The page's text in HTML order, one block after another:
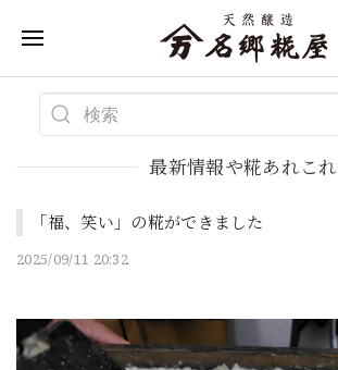
最新情報や糀あれこれ
「福、笑い」の糀ができました
2025/09/11 20:32